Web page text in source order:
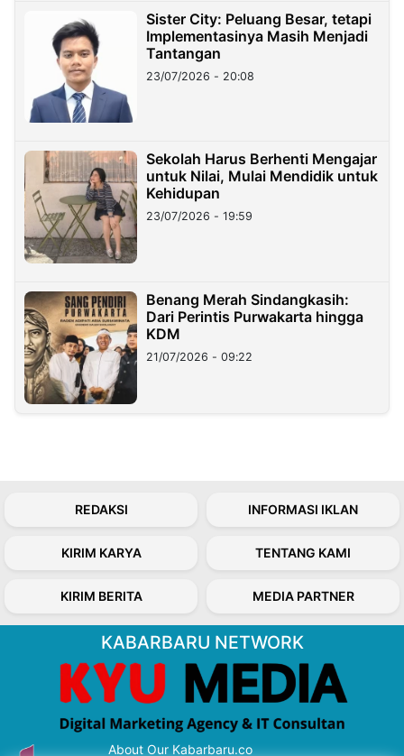
Sister City: Peluang Besar, tetapi
Implementasinya Masih Menjadi
Tantangan
23/07/2026 - 20:08
Sekolah Harus Berhenti Mengajar
untuk Nilai, Mulai Mendidik untuk
Kehidupan
23/07/2026 - 19:59
Benang Merah Sindangkasih:
Dari Perintis Purwakarta hingga
KDM
21/07/2026 - 09:22
REDAKSI INFORMASI IKLAN
KIRIM KARYA TENTANG KAMI
KIRIM BERITA MEDIA PARTNER
KABARBARU NETWORK
About Our Kabarbaru.co